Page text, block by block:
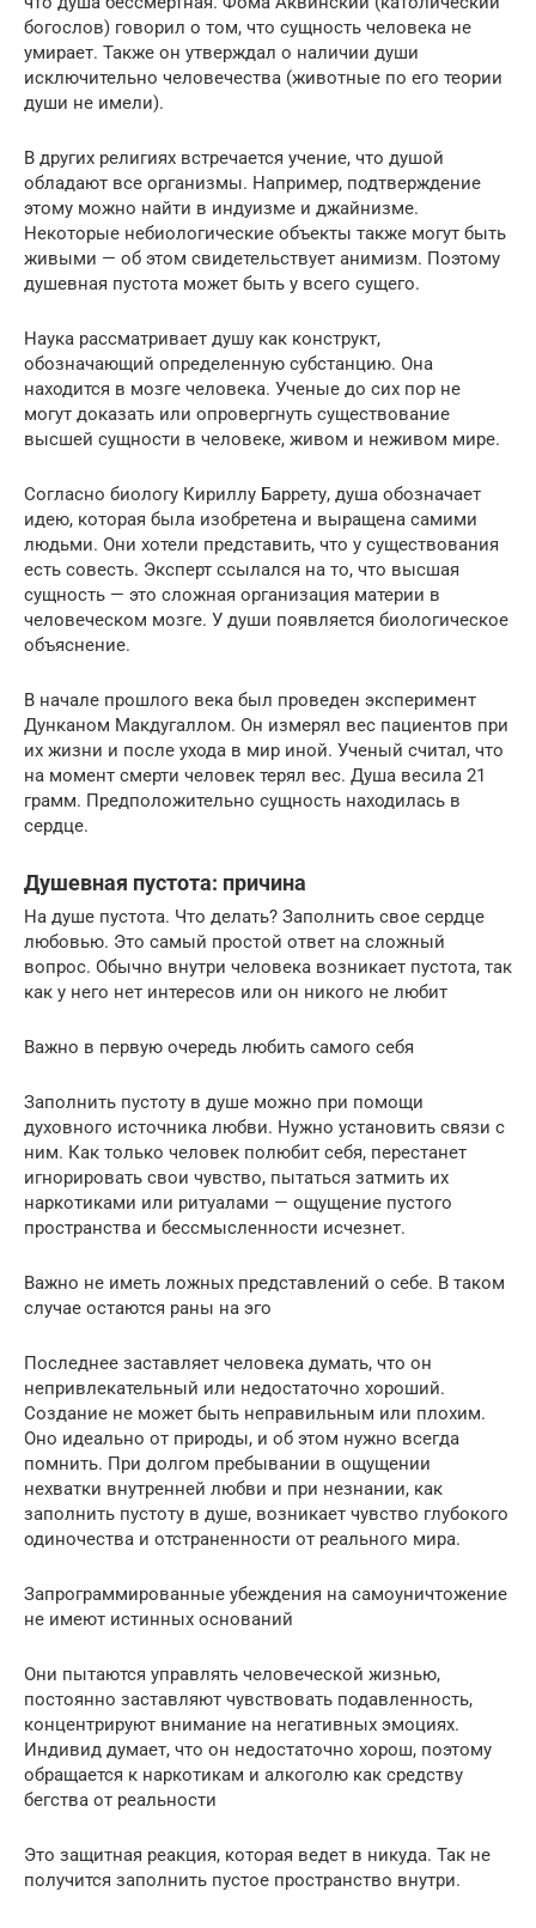
богослов) говорил о том, что сущность человека не
умирает. Также он утверждал о наличии души
исключительно человечества (животные по его теории
души не имели).
В других религиях встречается учение, что душой
обладают все организмы. Например, подтверждение
этому можно найти в индуизме и джайнизме.
Некоторые небиологические объекты также могут быть
живыми — об этом свидетельствует анимизм. Поэтому
душевная пустота может быть у всего сущего.
Наука рассматривает душу как конструкт,
обозначающий определенную субстанцию. Она
находится в мозге человека. Ученые до сих пор не
могут доказать или опровергнуть существование
высшей сущности в человеке, живом и неживом мире.
Согласно биологу Кириллу Баррету, душа обозначает
идею, которая была изобретена и выращена самими
людьми. Они хотели представить, что у существования
есть совесть. Эксперт ссылался на то, что высшая
сущность — это сложная организация материи в
человеческом мозге. У души появляется биологическое
объяснение.
В начале прошлого века был проведен эксперимент
Дунканом Макдугаллом. Он измерял вес пациентов при
их жизни и после ухода в мир иной. Ученый считал, что
на момент смерти человек терял вес. Душа весила 21
грамм. Предположительно сущность находилась в
сердце.
Душевная пустота: причина
На душе пустота. Что делать? Заполнить свое сердце
любовью. Это самый простой ответ на сложный
вопрос. Обычно внутри человека возникает пустота, так
как у него нет интересов или он никого не любит
Важно в первую очередь любить самого себя
Заполнить пустоту в душе можно при помощи
духовного источника любви. Нужно установить связи с
ним. Как только человек полюбит себя, перестанет
игнорировать свои чувство, пытаться затмить их
наркотиками или ритуалами — ощущение пустого
пространства и бессмысленности исчезнет.
Важно не иметь ложных представлений о себе. В таком
случае остаются раны на эго
Последнее заставляет человека думать, что он
непривлекательный или недостаточно хороший.
Создание не может быть неправильным или плохим.
Оно идеально от природы, и об этом нужно всегда
помнить. При долгом пребывании в ощущении
нехватки внутренней любви и при незнании, как
заполнить пустоту в душе, возникает чувство глубокого
одиночества и отстраненности от реального мира.
Запрограммированные убеждения на самоуничтожение
не имеют истинных оснований
Они пытаются управлять человеческой жизнью,
постоянно заставляют чувствовать подавленность,
концентрируют внимание на негативных эмоциях.
Индивид думает, что он недостаточно хорош, поэтому
обращается к наркотикам и алкоголю как средству
бегства от реальности
Это защитная реакция, которая ведет в никуда. Так не
получится заполнить пустое пространство внутри.